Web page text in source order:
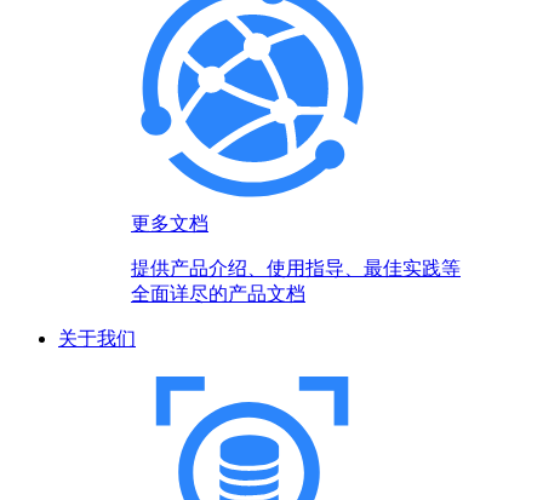
更多文档
提供产品介绍、使用指导、最佳实践等
全面详尽的产品文档
关于我们